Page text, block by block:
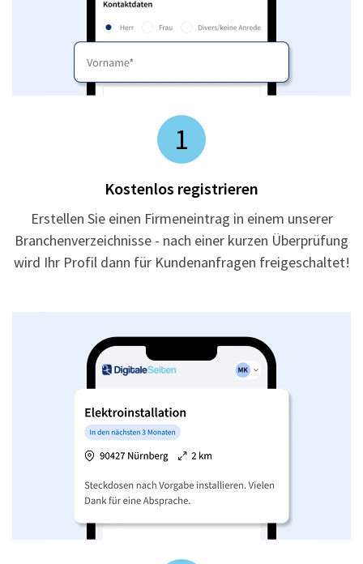
1
Kostenlos registrieren
Erstellen Sie einen Firmeneintrag in einem unserer
Branchenverzeichnisse - nach einer kurzen Überprüfung
wird Ihr Profil dann für Kundenanfragen freigeschaltet!